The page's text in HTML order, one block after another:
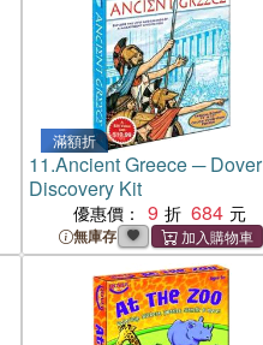
滿額折
11.Ancient Greece ─ Dover
Discovery Kit
優惠價： 9 684
無庫存